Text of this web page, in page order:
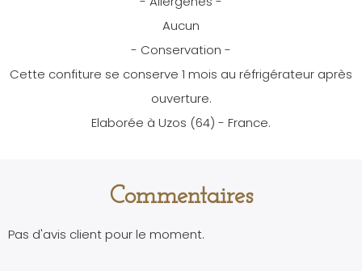
Aucun
- Conservation -
Cette confiture se conserve 1 mois au réfrigérateur après
ouverture.
Elaborée à Uzos (64) - France.
Commentaires
Pas d'avis client pour le moment.